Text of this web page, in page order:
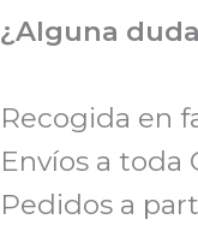
¿Alguna
Recogida en
Envíos a toda
Pedidos a